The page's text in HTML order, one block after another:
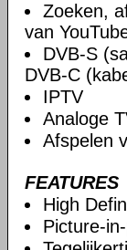
Zoeken,
van
DVB-S
DVB-C
IPTV
Analoge
Afspelen
FEATURES
High
Picture-